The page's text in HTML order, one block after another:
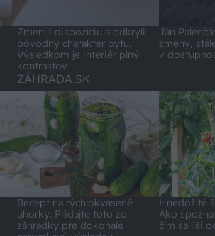
Zmenili dispozíciu a odkryli
pôvodný charakter bytu.
Výsledkom je interiér plný
kontrastov
Ján
zmeny,
v
ZÁHRADA.SK
Recept na rýchlokvasené
uhorky: Pridajte toto zo
záhradky pre dokonale
Hnedožlté
Ako
čím sa líši